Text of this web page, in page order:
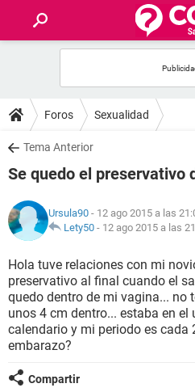
FOROS
SALUD
FAMILIA
NUTRICIÓN
BIENESTAR
SEXUALIDAD
GLOSARIO
Foros Sexualidad
Tema Anterior
Se quedo el preservativo
Ursula90 - 12 ago 2015 a las
Lety50 - 12 ago 2015 a las
Hola tuve relaciones con mi
preservativo al final cuando el
quedo dentro de mi vagina... no
unos 4 cm dentro... estaba en
calendario y mi periodo es cada
embarazo?
Compartir